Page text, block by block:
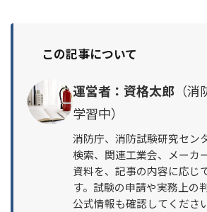
この記事について
運営者：資格太郎 （
学習中）
消防庁、消防試験研究セン
検索、関連工業会、メーカ
資料を、記事の内容に応じ
す。試験の申請や実務上の
公式情報も確認してくださ